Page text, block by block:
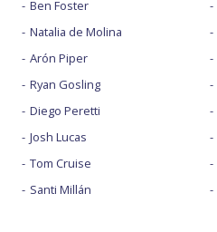
Ben Foster
Natalia de Molina
Arón Piper
Ryan Gosling
Diego Peretti
Josh Lucas
Tom Cruise
Santi Millán